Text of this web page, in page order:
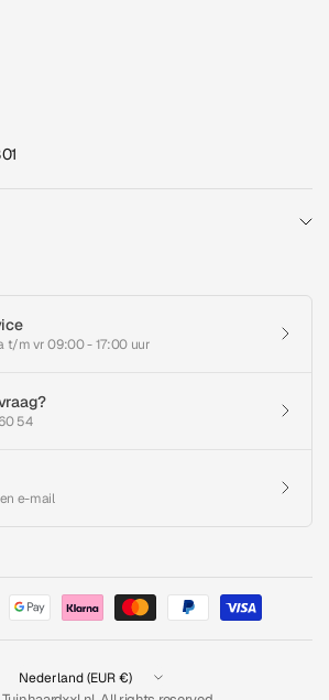
t/m vr 09:00 - 17:00 uur
54
e-mail
Land/regio